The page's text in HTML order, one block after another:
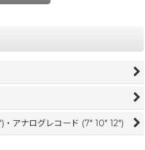
アナログレコード (7" 10" 12")